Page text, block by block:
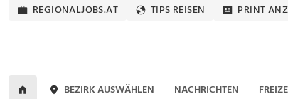
REGIONALJOBS.AT TIPS REISEN PRINT
BEZIRK AUSWÄHLEN NACHRICHTEN